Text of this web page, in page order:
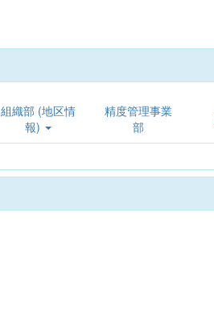
組織部 (地区情
報)
精度管理事業
部